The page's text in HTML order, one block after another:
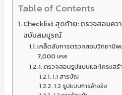
Table of Contents
Checklist สุดท้าย: ตรวจสอบคว
ฉบับสมบูรณ์
เคล็ดลับการตรวจสอบวิทยานิ
7,000 เคส
1. ตรวจสอบรูปแบบและโครงสร้
1.1 สารบัญ
1.2 รูปแบบการอ้างอิง